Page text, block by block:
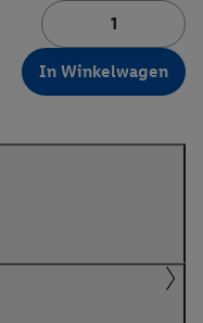
In Winkelwagen